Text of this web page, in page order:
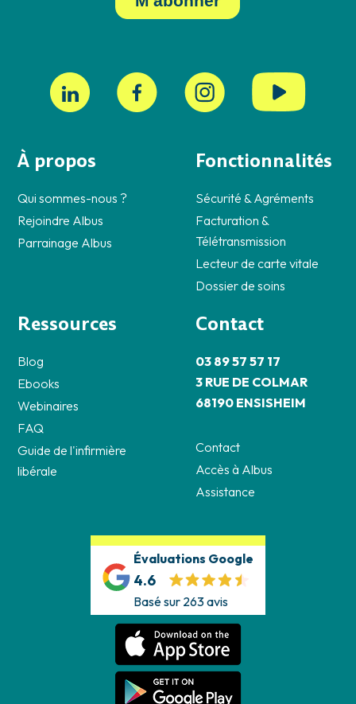
À propos
Qui sommes-nous ?
Rejoindre Albus
Parrainage Albus
Fonctionnalités
Sécurité & Agréments
Facturation &
Télétransmission
Lecteur de carte vitale
Dossier de soins
Ressources
Blog
Ebooks
Webinaires
FAQ
Guide de l'infirmière
libérale
Contact
03 89 57 57 17
3 RUE DE COLMAR
68190 ENSISHEIM
Contact
Accès à Albus
Assistance
Évaluations Google
4.6
Basé sur 263 avis